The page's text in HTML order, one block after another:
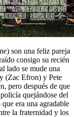
son una feliz pareja
consigo su recién
lado se mude una
(Zac Efron) y Pete
pero después de que
quejándose del
era una agradable
la fraternidad y los